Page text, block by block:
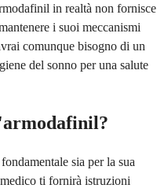
in realtà non fornisce
i suoi meccanismi
comunque bisogno di un
del sonno per una salute
sia per la sua
ti fornirà istruzioni